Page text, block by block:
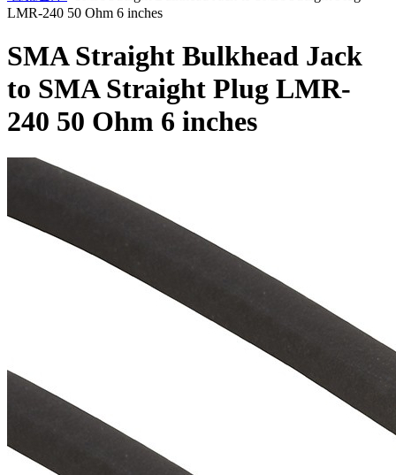
LMR-240 50 Ohm 6 inches
SMA Straight Bulkhead Jack
to SMA Straight Plug LMR-
240 50 Ohm 6 inches